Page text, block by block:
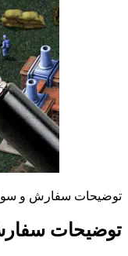
توضیحات سفارش و
توضیحات